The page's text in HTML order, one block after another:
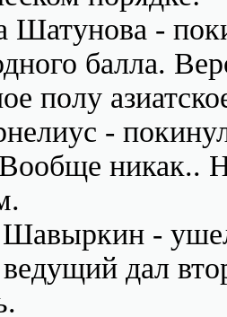
Шатунова -
балла.
полу
-
никак..
-
дал